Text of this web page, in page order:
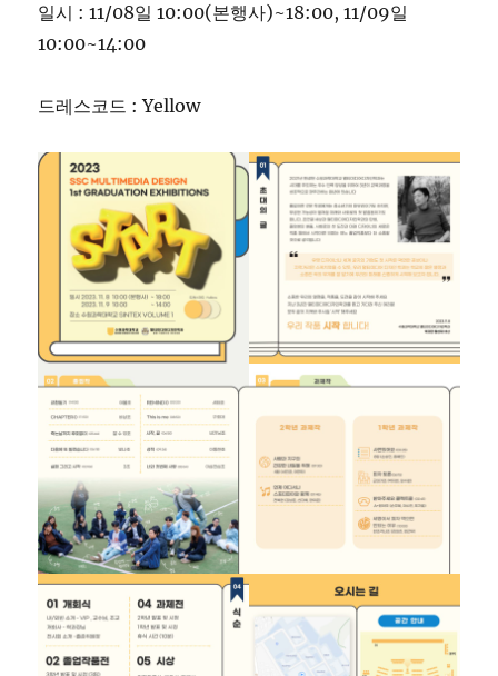
일시 : 11/08일 10:00(본행사)~18:00, 11/09일
10:00~14:00
드레스코드 : Yellow